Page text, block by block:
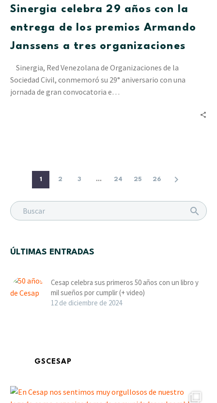
la
entrega
los
Armando
Janssens
a
Sinergia celebra 29 años con la
entrega de los premios Armando
Janssens a tres organizaciones
Sinergia, Red Venezolana de Organizaciones de la
Sociedad Civil, conmemoró su 29° aniversario con una
jornada de gran convocatoria e…
1 2 3 ... 24 25 26
ÚLTIMAS ENTRADAS
Cesap celebra sus primeros 50 años con un libro y
mil sueños por cumplir (+ video)
12 de diciembre de 2024
GSCESAP